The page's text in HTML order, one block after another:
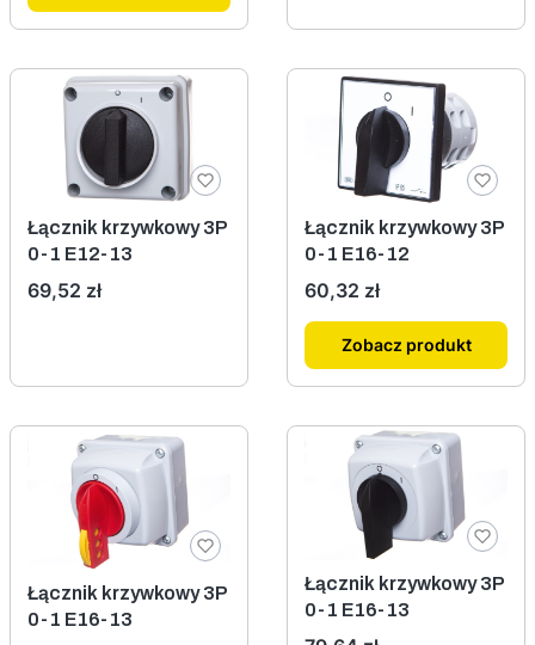
Łącznik krzywkowy 3P
0-1 E12-13
Cena
69,52 zł
Łącznik krzywkowy 3P
0-1 E16-12
Cena
60,32 zł
Zobacz produkt
Łącznik krzywkowy 3P
0-1 E16-13
Łącznik krzywkowy 3P
0-1 E16-13